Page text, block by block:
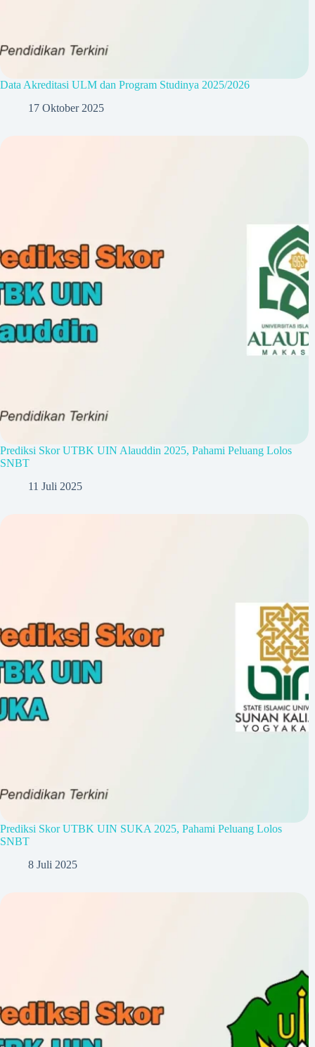
Data Akreditasi ULM dan Program Studinya 2025/2026
17 Oktober 2025
Prediksi Skor UTBK UIN Alauddin 2025, Pahami Peluang Lolos
SNBT
11 Juli 2025
Prediksi Skor UTBK UIN SUKA 2025, Pahami Peluang Lolos
SNBT
8 Juli 2025